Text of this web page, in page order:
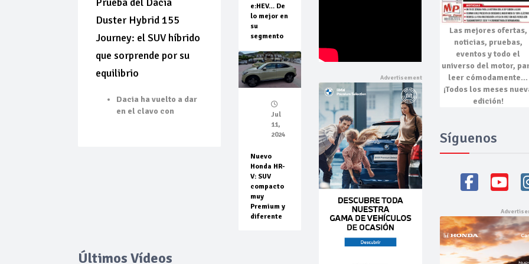
Duster Hybrid 155
Journey: el SUV híbrido
que sorprende por su
equilibrio
Dacia ha vuelto a dar
en el clavo con
e:HEV… De
lo mejor en
su
segmento
Jul
11,
2024
Nuevo
Honda HR-
V: SUV
compacto
muy
Premium y
diferente
Últimos Vídeos
Las mejores ofertas,
noticias, pruebas,
eventosy todo el
universo del motor,
leer cómodamente…
¡Todos los meses
edición!
Síguenos